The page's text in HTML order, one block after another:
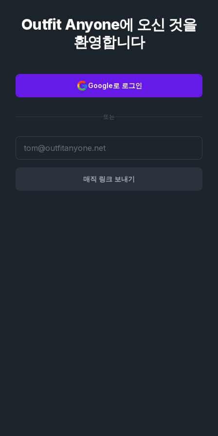
Outfit Anyone에 오신 것을
환영합니다
Google로 로그인
또는
매직 링크 보내기